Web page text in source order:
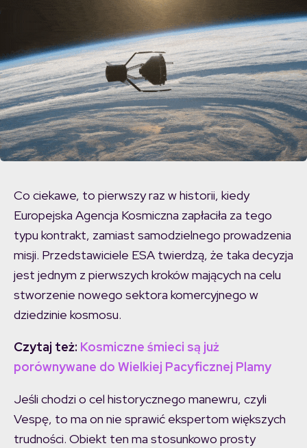
Co ciekawe, to pierwszy raz w historii, kiedy
Europejska Agencja Kosmiczna zapłaciła za tego
typu kontrakt, zamiast samodzielnego prowadzenia
misji. Przedstawiciele ESA twierdzą, że taka decyzja
jest jednym z pierwszych kroków mających na celu
stworzenie nowego sektora komercyjnego w
dziedzinie kosmosu.
Czytaj też: Kosmiczne śmieci są już
porównywane do Wielkiej Pacyficznej Plamy
Jeśli chodzi o cel historycznego manewru, czyli
Vespę, to ma on nie sprawić ekspertom większych
trudności. Obiekt ten ma stosunkowo prosty